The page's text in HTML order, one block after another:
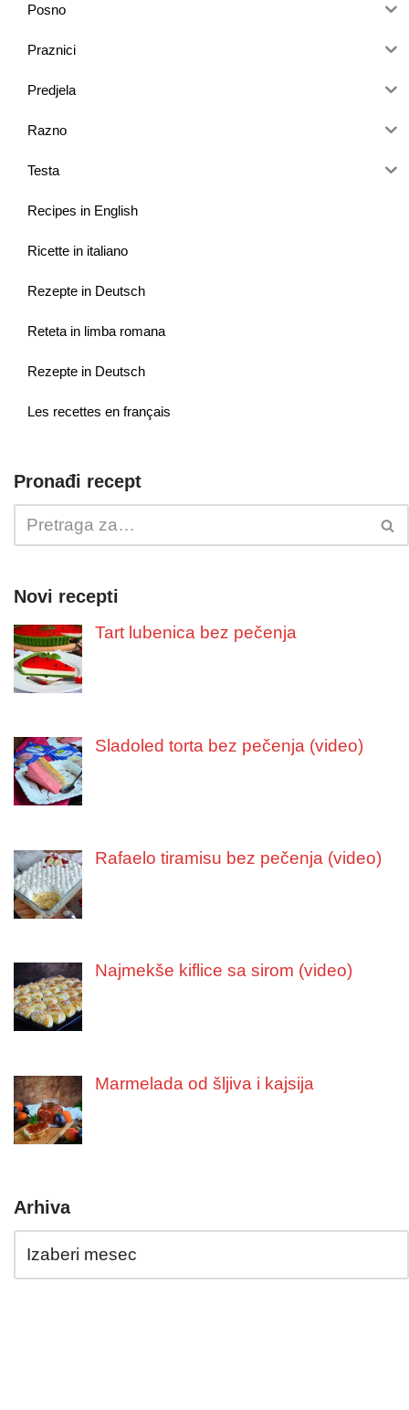
Posno
Praznici
Predjela
Razno
Testa
Recipes in English
Ricette in italiano
Rezepte in Deutsch
Reteta in limba romana
Rezepte in Deutsch
Les recettes en français
Pronađi recept
Novi recepti
Tart lubenica bez pečenja
Sladoled torta bez pečenja (video)
Rafaelo tiramisu bez pečenja (video)
Najmekše kiflice sa sirom (video)
Marmelada od šljiva i kajsija
Arhiva